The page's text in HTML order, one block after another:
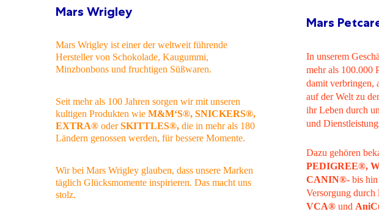
Mars Wrigley
Mars Wrigley ist einer der weltweit führende
Hersteller von Schokolade, Kaugummi,
Minzbonbons und fruchtigen Süßwaren.
Seit mehr als 100 Jahren sorgen wir mit unseren
kultigen Produkten wie M&M‘S®, SNICKERS®,
EXTRA® oderSKITTLES®, die in mehr als 180
Ländern genossen werden, für bessere Momente.
Wir bei Mars Wrigley glauben, dass unsere Marken
täglich Glücksmomente inspirieren. Das macht uns
stolz.​​
Mars
In unserem
mehr als 100.000
damit verbringen,
auf der Welt zu
ihr Leben durch
und
Dazu gehören
PEDIGREE®,
CANIN®- bis
Versorgung durch
VCA® und